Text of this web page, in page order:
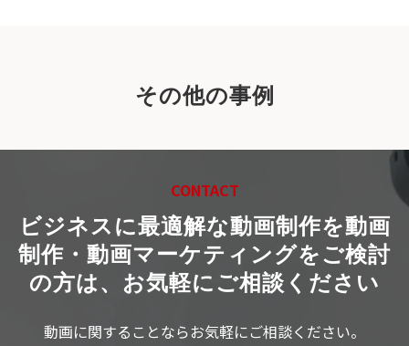
その他の事例
CONTACT
ビジネスに最適解な動画制作を動画
制作・動画マーケティングをご検討
の方は、お気軽にご相談ください
動画に関することならお気軽にご相談ください。